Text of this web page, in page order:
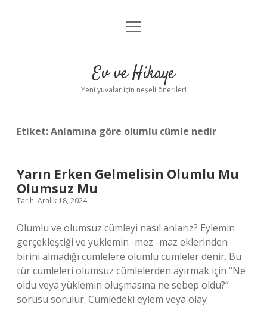
Anasayfa
Yasal Uyarı
menüyü
Ev ve Hikaye
Yeni yuvalar için neşeli öneriler!
Etiket:Anlamına göre olumlu cümle nedir
Yarın Erken Gelmelisin Olumlu Mu
Olumsuz Mu
Tarih: Aralık 18, 2024
Olumlu ve olumsuz cümleyi nasıl anlarız? Eylemin
gerçekleştiği ve yüklemin -mez -maz eklerinden
birini almadığı cümlelere olumlu cümleler denir. Bu
tür cümleleri olumsuz cümlelerden ayırmak için “Ne
oldu veya yüklemin oluşmasına ne sebep oldu?”
sorusu sorulur. Cümledeki eylem veya olay